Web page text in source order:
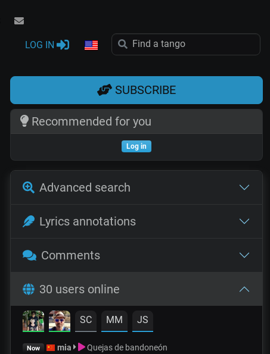
LOG IN
SUBSCRIBE
Recommended for you
Log in
Advanced search
Lyrics annotations
Comments
30 users online
SC MM JS
Now mia Quejas de bandoneón